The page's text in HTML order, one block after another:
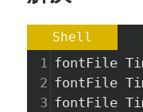
Shell
1 fontFile
2 fontFile
3 fontFile